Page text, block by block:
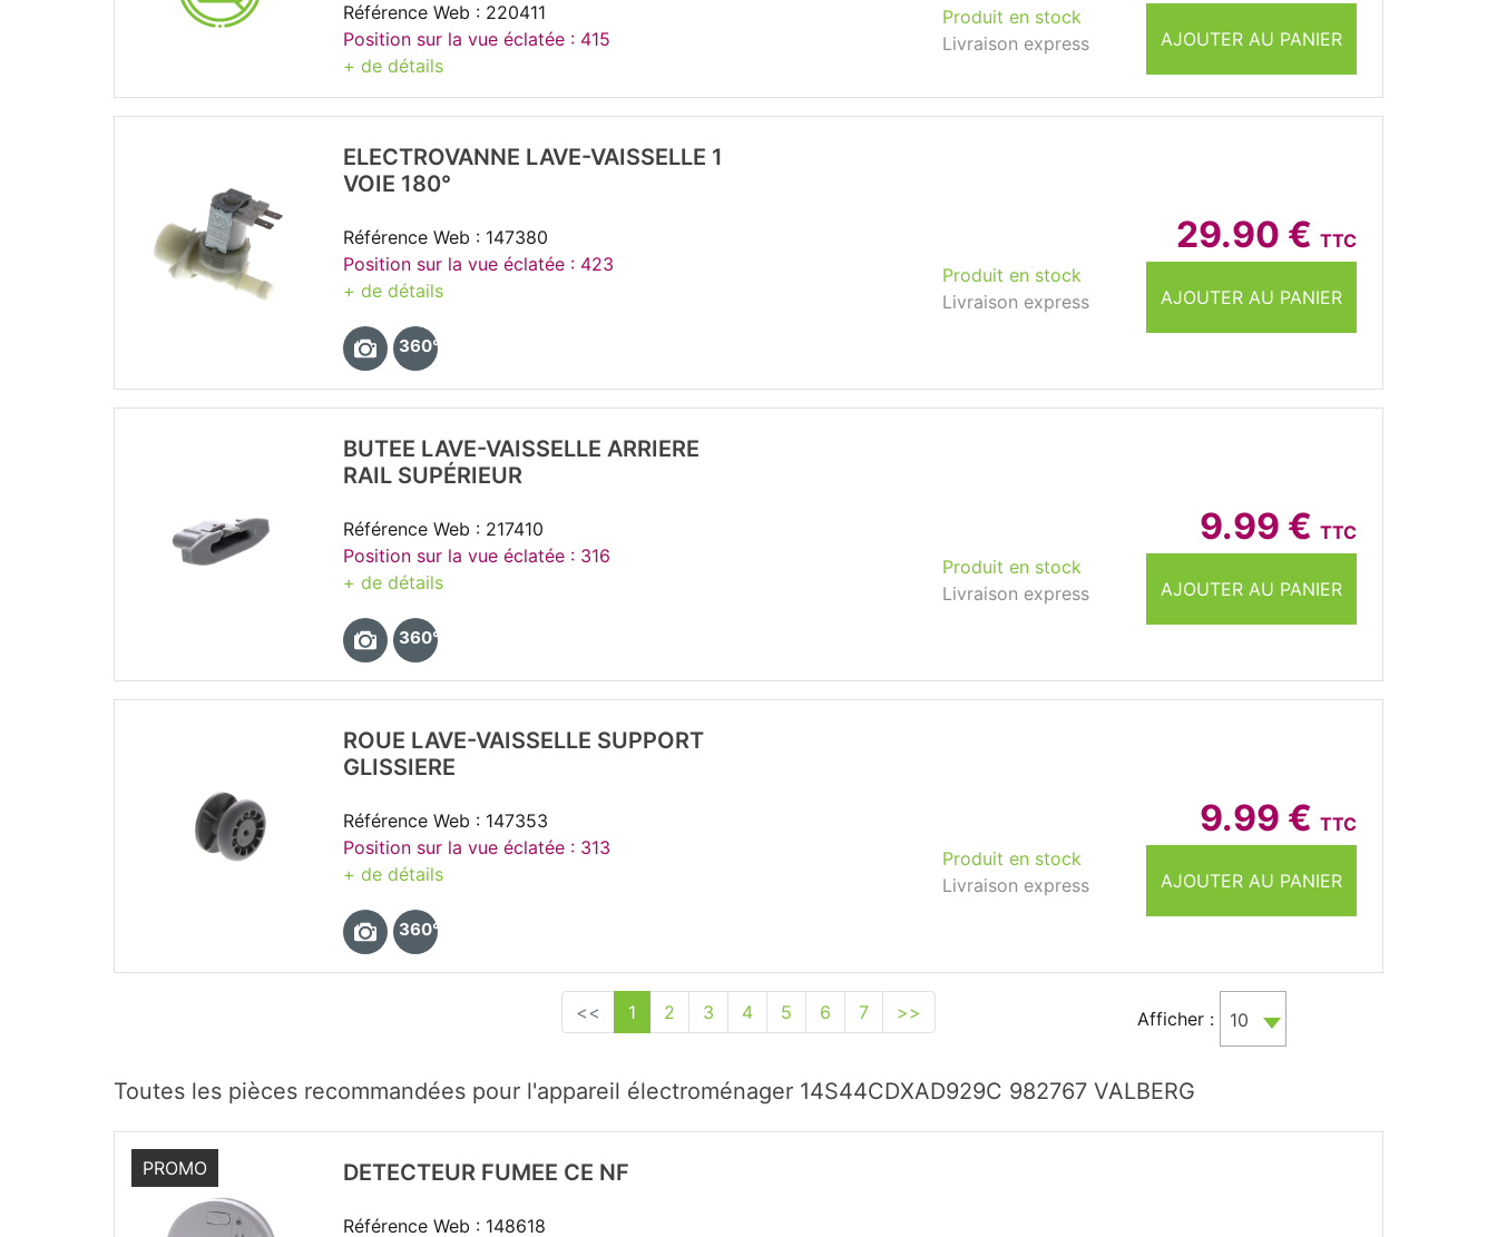
AJOUTER AU PANIER
Produit en stock
Livraison express
Référence Web : 220411
Position sur la vue éclatée : 415
+ de détails
29.90 € TTC
AJOUTER AU PANIER
Produit en stock
Livraison express
ELECTROVANNE LAVE-VAISSELLE 1
VOIE 180°
Référence Web : 147380
Position sur la vue éclatée : 423
+ de détails
360°
9.99 € TTC
AJOUTER AU PANIER
Produit en stock
Livraison express
BUTEE LAVE-VAISSELLE ARRIERE
RAIL SUPÉRIEUR
Référence Web : 217410
Position sur la vue éclatée : 316
+ de détails
360°
9.99 € TTC
AJOUTER AU PANIER
Produit en stock
Livraison express
ROUE LAVE-VAISSELLE SUPPORT
GLISSIERE
Référence Web : 147353
Position sur la vue éclatée : 313
+ de détails
360°
<< 1 2 3 4 5 6 7 >> Afficher : 10
Toutes les pièces recommandées pour l'appareil électroménager 14S44CDXAD929C 982767 VALBERG
PROMO DETECTEUR FUMEE CE NF
Référence Web : 148618